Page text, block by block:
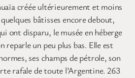
créée ultérieurement et moins
bâtisses encore debout,
ont disparu, le musée en héberge
un peu plus bas. Elle est
ses champs de pétrole, son
rafale de toute l’Argentine. 263